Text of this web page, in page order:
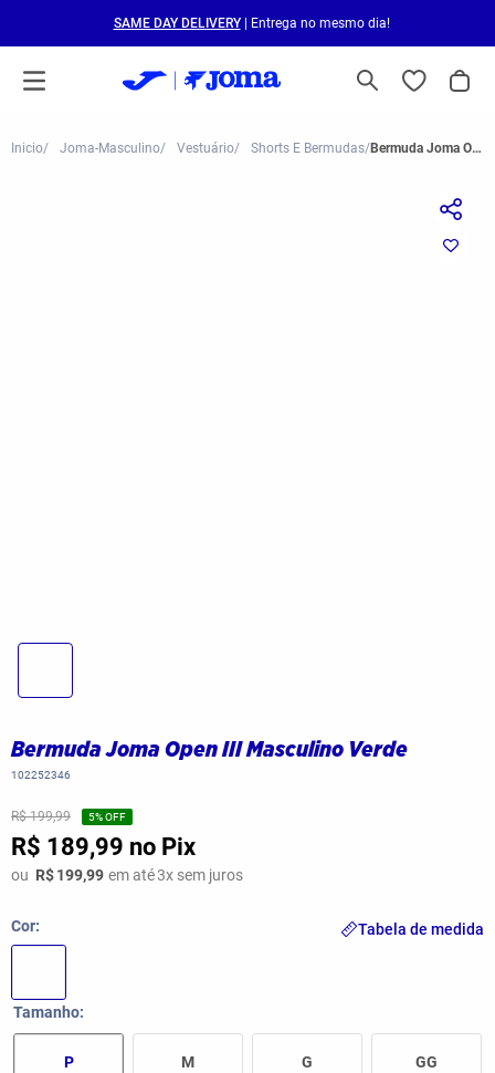
SAME DAY DELIVERY| Entrega no mesmo dia!
Joma-Masculino Vestuário Shorts E Bermudas Bermuda Joma Open III Masculino Verde
Bermuda Joma Open III Masculino Verde
102252346
R$ 199,99 5% OFF
R$ 189,99 no Pix
ou R$199,99 em até3x sem juros
Cor
Tamanho
G GG
M
P
Tabela de medida